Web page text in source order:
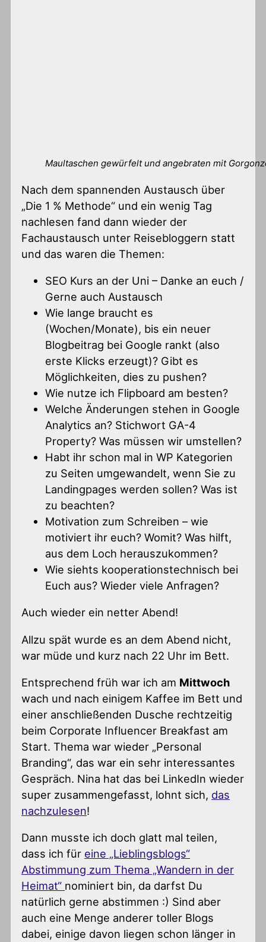
Maultaschen gewürfelt und angebraten mit
Nach dem spannenden Austausch über
„Die 1 % Methode“ und ein wenig Tag
nachlesen fand dann wieder der
Fachaustausch unter Reisebloggern statt
und das waren die Themen:
SEO Kurs an der Uni – Danke an euch /
Gerne auch Austausch
Wie lange braucht es
(Wochen/Monate), bis ein neuer
Blogbeitrag bei Google rankt (also
erste Klicks erzeugt)? Gibt es
Möglichkeiten, dies zu pushen?
Wie nutze ich Flipboard am besten?
Welche Änderungen stehen in Google
Analytics an? Stichwort GA-4
Property? Was müssen wir umstellen?
Habt ihr schon mal in WP Kategorien
zu Seiten umgewandelt, wenn Sie zu
Landingpages werden sollen? Was ist
zu beachten?
Motivation zum Schreiben – wie
motiviert ihr euch? Womit? Was hilft,
aus dem Loch herauszukommen?
Wie siehts kooperationstechnisch bei
Euch aus? Wieder viele Anfragen?
Auch wieder ein netter Abend!
Allzu spät wurde es an dem Abend nicht,
war müde und kurz nach 22 Uhr im Bett.
Entsprechend früh war ich am Mittwoch
wach und nach einigem Kaffee im Bett und
einer anschließenden Dusche rechtzeitig
beim Corporate Influencer Breakfast am
Start. Thema war wieder „Personal
Branding“, das war ein sehr interessantes
Gespräch. Nina hat das bei LinkedIn wieder
super zusammengefasst, lohnt sich, das
nachzulesen!
Dann musste ich doch glatt mal teilen,
dass ich für eine „Lieblingsblogs“
Abstimmung zum Thema „Wandern in der
Heimat“ nominiert bin, da darfst Du
natürlich gerne abstimmen :) Sind aber
auch eine Menge anderer toller Blogs
dabei, einige davon liegen schon länger in